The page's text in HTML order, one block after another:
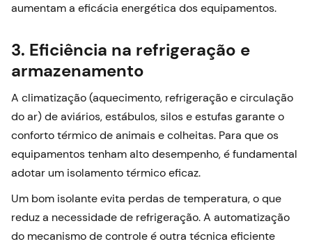
aumentam a eficácia energética dos equipamentos.
3. Eficiência na refrigeração e
armazenamento
A climatização (aquecimento, refrigeração e circulação
do ar) de aviários, estábulos, silos e estufas garante o
conforto térmico de animais e colheitas. Para que os
equipamentos tenham alto desempenho, é fundamental
adotar um isolamento térmico eficaz.
Um bom isolante evita perdas de temperatura, o que
reduz a necessidade de refrigeração. A automatização
do mecanismo de controle é outra técnica eficiente